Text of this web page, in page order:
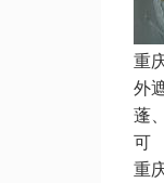
重
外
蓬
可
重